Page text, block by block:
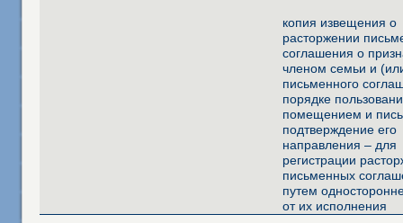
копия извещения о
расторжении
соглашения о
членом семьи и
письменного
порядке
помещением и
подтверждение его
направления – для
регистрации
письменных
путем
от их исполнения